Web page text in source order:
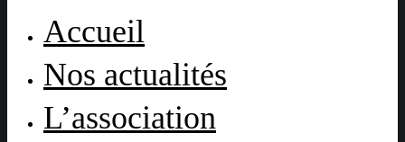
Accueil
Nos actualités
L’association